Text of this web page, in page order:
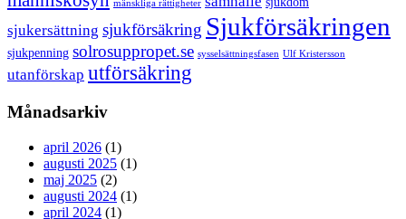
mänskliga rättigheter
sjukersättning sjukförsäkring Sjukförsäkringen
sjukpenning solrosuppropet.se sysselsättningsfasen Ulf Kristersson
utanförskap utförsäkring
Månadsarkiv
april 2026 (1)
augusti 2025 (1)
maj 2025 (2)
augusti 2024 (1)
april 2024 (1)